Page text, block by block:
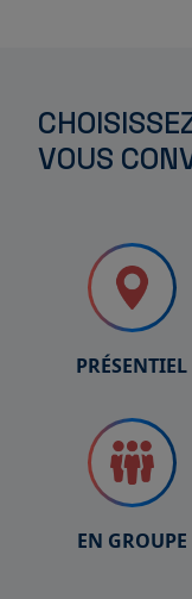
VOUS
PRÉSENTIEL
EN GROUPE